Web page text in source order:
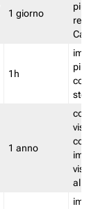
1 giorno
più
1h
più
1 anno